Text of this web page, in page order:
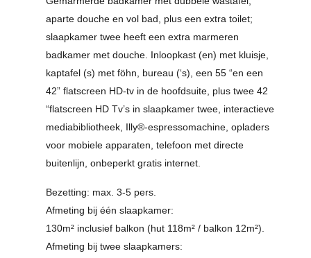
aparte douche en vol bad, plus een extra toilet;
slaapkamer twee heeft een extra marmeren
badkamer met douche. Inloopkast (en) met kluisje,
kaptafel (s) met föhn, bureau (‘s), een 55 “en een
42” flatscreen HD-tv in de hoofdsuite, plus twee 42
“flatscreen HD Tv’s in slaapkamer twee, interactieve
mediabibliotheek, Illy®-espressomachine, opladers
voor mobiele apparaten, telefoon met directe
buitenlijn, onbeperkt gratis internet.
Bezetting: max. 3-5 pers.
Afmeting bij één slaapkamer:
130m² inclusief balkon (hut 118m² / balkon 12m²).
Afmeting bij twee slaapkamers: